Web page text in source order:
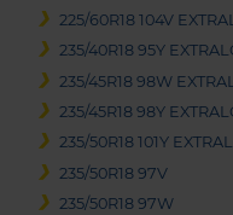
225/60R18 104V
235/40R18 95Y
235/45R18 98W
235/45R18 98Y
235/50R18 101Y
235/50R18 97V
235/50R18 97W